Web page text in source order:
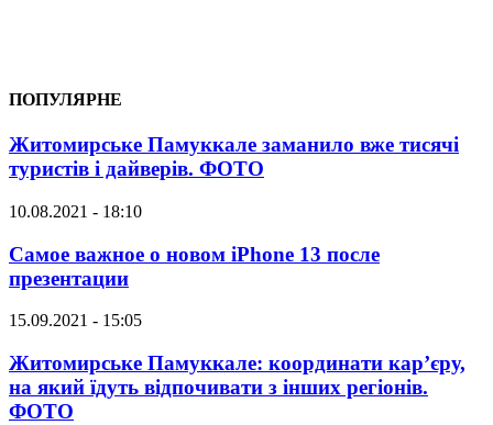
ПОПУЛЯРНЕ
Житомирське Памуккале заманило вже тисячі
туристів і дайверів. ФОТО
10.08.2021 - 18:10
Самое важное о новом iPhone 13 после
презентации
15.09.2021 - 15:05
Житомирське Памуккале: координати кар’єру,
на який їдуть відпочивати з інших регіонів.
ФОТО